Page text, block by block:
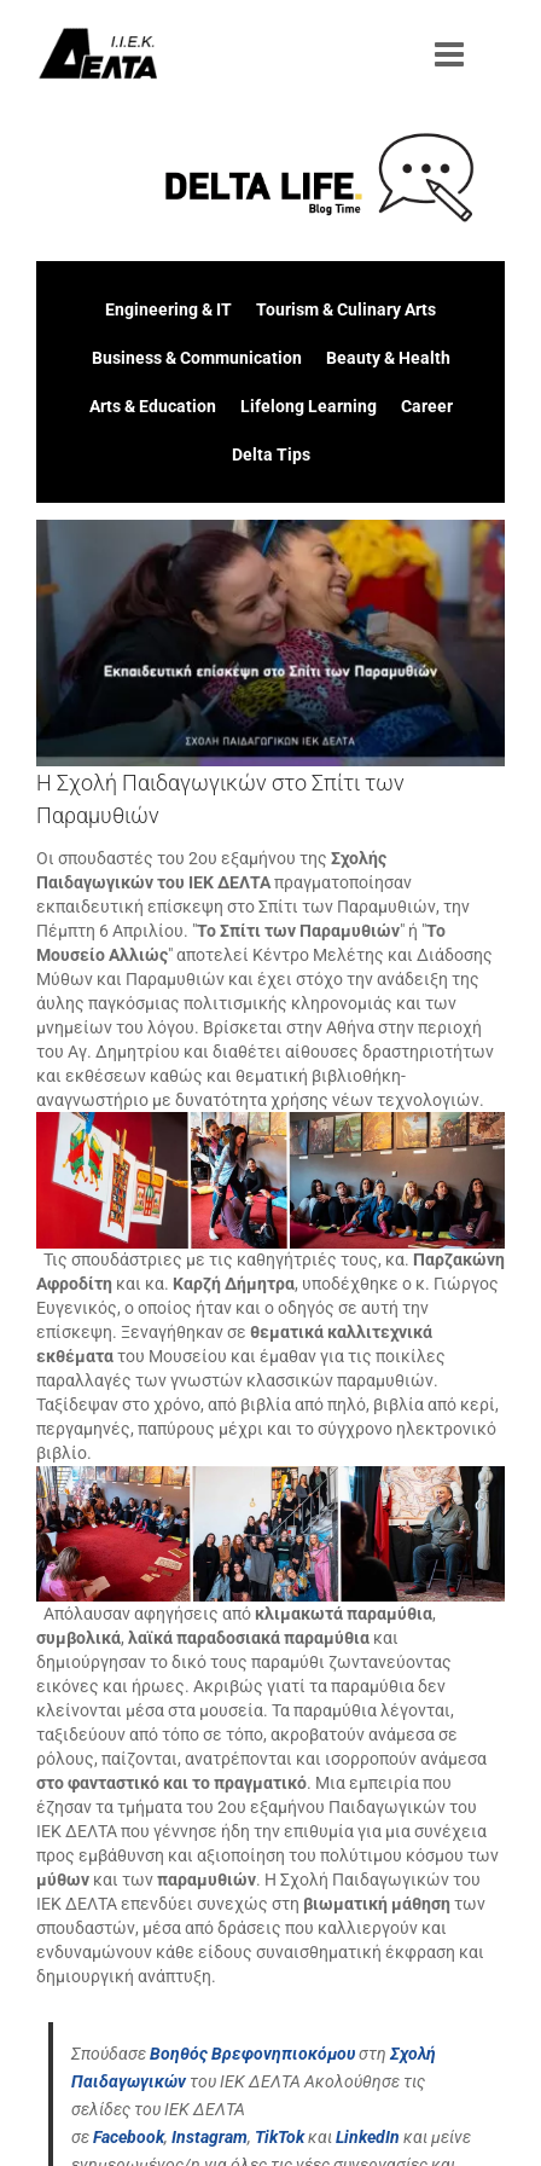
περιεχόμενο
Engineering & IT Tourism & Culinary Arts
Business & Communication Beauty & Health
Arts & Education Lifelong Learning Career
Delta Tips
εικόνας
Η Σχολή Παιδαγωγικών στο Σπίτι των
Παραμυθιών
Οι σπουδαστές του 2ου εξαμήνου της Σχολής
Παιδαγωγικών του ΙΕΚ ΔΕΛΤΑπραγματοποίησαν
εκπαιδευτική επίσκεψη στο Σπίτι των Παραμυθιών, την
Πέμπτη 6 Απριλίου. "Το Σπίτι των Παραμυθιών" ή "Το
Μουσείο Αλλιώς" αποτελεί Κέντρο Μελέτης και Διάδοσης
Μύθων και Παραμυθιών και έχει στόχο την ανάδειξη της
άυλης παγκόσμιας πολιτισμικής κληρονομιάς και των
μνημείων του λόγου. Βρίσκεται στην Αθήνα στην περιοχή
του Αγ. Δημητρίου και διαθέτει αίθουσες δραστηριοτήτων
και εκθέσεων καθώς και θεματική βιβλιοθήκη-
αναγνωστήριο με δυνατότητα χρήσης νέων τεχνολογιών.
Τις σπουδάστριες με τις καθηγήτριές τους, κα. Παρζακώνη
Αφροδίτη και κα. Καρζή Δήμητρα, υποδέχθηκε ο κ. Γιώργος
Ευγενικός, ο οποίος ήταν και ο οδηγός σε αυτή την
επίσκεψη. Ξεναγήθηκαν σε θεματικά καλλιτεχνικά
εκθέματατου Μουσείου και έμαθαν για τις ποικίλες
παραλλαγές των γνωστών κλασσικών παραμυθιών.
Ταξίδεψαν στο χρόνο, από βιβλία από πηλό, βιβλία από κερί,
περγαμηνές, παπύρους μέχρι και το σύγχρονο ηλεκτρονικό
βιβλίο.
Απόλαυσαν αφηγήσεις από κλιμακωτά παραμύθια,
συμβολικά, λαϊκά παραδοσιακά παραμύθια και
δημιούργησαν το δικό τους παραμύθι ζωντανεύοντας
εικόνες και ήρωες. Ακριβώς γιατί τα παραμύθια δεν
κλείνονται μέσα στα μουσεία. Τα παραμύθια λέγονται,
ταξιδεύουν από τόπο σε τόπο, ακροβατούν ανάμεσα σε
ρόλους, παίζονται, ανατρέπονται και ισορροπούν ανάμεσα
στο φανταστικό και το πραγματικό. Μια εμπειρία που
έζησαν τα τμήματα του 2ου εξαμήνου Παιδαγωγικών του
ΙΕΚ ΔΕΛΤΑ που γέννησε ήδη την επιθυμία για μια συνέχεια
προς εμβάθυνση και αξιοποίηση του πολύτιμου κόσμου των
μύθων και τωνπαραμυθιών. Η Σχολή Παιδαγωγικών του
ΙΕΚ ΔΕΛΤΑ επενδύει συνεχώς στη βιωματική μάθησητων
σπουδαστών, μέσα από δράσεις που καλλιεργούν και
ενδυναμώνουν κάθε είδους συναισθηματική έκφραση και
δημιουργική ανάπτυξη.
ΣπούδασεΒοηθός Βρεφονηπιοκόμουστη Σχολή
Παιδαγωγικώντου ΙΕΚ ΔΕΛΤΑ Ακολούθησε τις
σελίδες του ΙΕΚ ΔΕΛΤΑ
σεFacebook, Instagram, TikTokκαι LinkedIn και μείνε